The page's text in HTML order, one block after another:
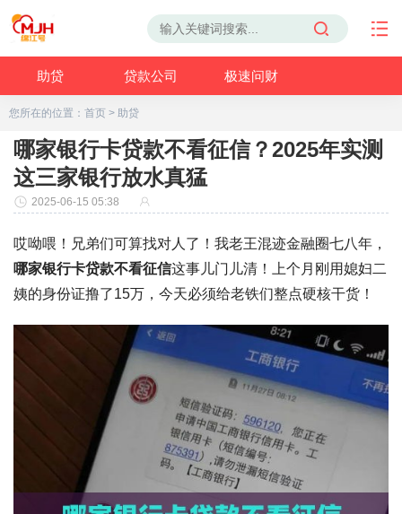
助贷 贷款公司 极速问财
您所在的位置： 首页 > 助贷
哪家银行卡贷款不看征信？2025年实测
这三家银行放水真猛
2025-06-15 05:38
哎呦喂！兄弟们可算找对人了！我老王混迹金融圈七八年，
哪家银行卡贷款不看征信这事儿门儿清！上个月刚用媳妇二
姨的身份证撸了15万，今天必须给老铁们整点硬核干货！